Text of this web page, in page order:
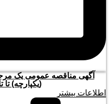
آگهی مناقصه عمومی یک
(یکپارچه) تا تاریخ
اطلاعات بیشتر